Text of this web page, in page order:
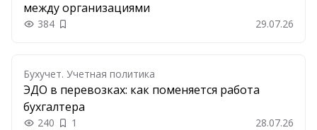
между организациями
384 Добавить в закладки 29.07.26
Бухучет. Учетная политика
ЭДО в перевозках: как поменяется работа
бухгалтера
240 1 28.07.26